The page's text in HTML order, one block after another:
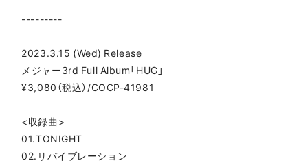
---------
2023.3.15 (Wed) Release
メジャー3rd Full Album「HUG」
¥3,080（税込）/COCP-41981
<収録曲>
01.TONIGHT
02.リバイブレーション